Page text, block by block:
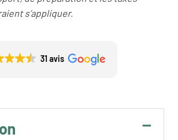
s’appliquer.
31 avis